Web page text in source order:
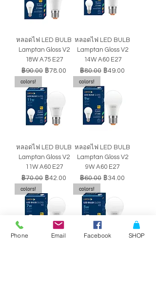
หลอดไฟ LED BULB
Lamptan Gloss V2
18W A75 E27
ราคาปกติ
฿90.00 ราคาขายลด
฿78.00
หลอดไฟ LED BULB
Lamptan Gloss V2
14W A60 E27
ราคาปกติ
฿80.00 ราคาขายลด
฿49.00
colors!
หลอดไฟ LED BULB
Lamptan Gloss V2
11W A60 E27
ราคาปกติ
฿70.00 ราคาขายลด
฿42.00
colors!
หลอดไฟ LED BULB
Lamptan Gloss V2
9W A60 E27
ราคาปกติ
฿60.00 ราคาขายลด
฿34.00
colors!
colors!
Phone Email Facebook SHOP